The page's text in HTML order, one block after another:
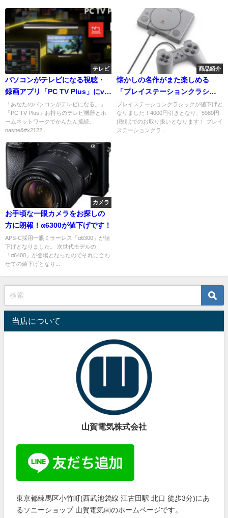
テレビ
パソコンがテレビになる視聴・
録画アプリ「PC TV Plus」にver
4.5 アップデート ソニー製BDレ
コーダー向けの外から録画予
約・録画番組管理機能をアドバ
「あなたのパソコンがテレビになる。」
「PC TV Plus」お持ちのテレビ機器とホ
ームネットワークでかんたん接続。
nasne&#x2122...
商品紹介
懐かしの名作がまた楽しめる
「プレイステーションクラシッ
ク」4000円の値下げです！
プレイステーションクラシックが値下げと
なりました！4000円引きとなり、5980円
(税別)でのお取り扱いとなります！ プレイ
ステーションクラ...
カメラ
お手頃な一眼カメラをお探しの
方に朗報！α6300が値下げです！
APS-C採用一眼ミラーレス「α6300」が値
下げとなりました。 次世代モデルの
「α6400」が登場となったのでそれに合わ
せての値下げとなり...
当店について
山賀電気株式会社
東京都練馬区小竹町(西武池袋線 江古田駅 北口 徒歩3分)にあ
るソニーショップ 山賀電気㈱のホームページです。